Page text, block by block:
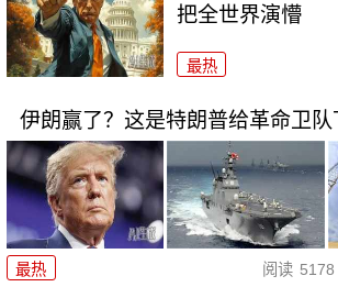
把全世界演懵
最热
伊朗赢了？这是特朗普给革命卫队
最热 阅读 5178